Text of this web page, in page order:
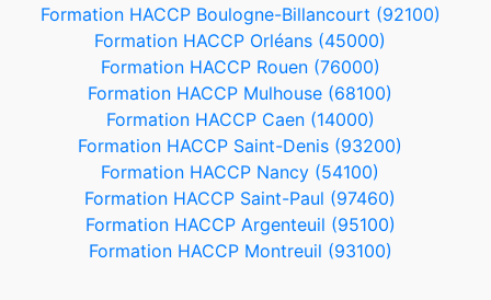
Formation HACCP Boulogne-Billancourt (92100)
Formation HACCP Orléans (45000)
Formation HACCP Rouen (76000)
Formation HACCP Mulhouse (68100)
Formation HACCP Caen (14000)
Formation HACCP Saint-Denis (93200)
Formation HACCP Nancy (54100)
Formation HACCP Saint-Paul (97460)
Formation HACCP Argenteuil (95100)
Formation HACCP Montreuil (93100)